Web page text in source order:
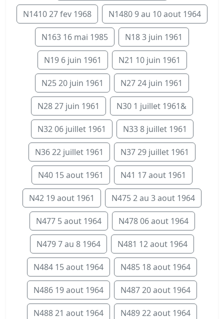
N1410 27 fev 1968 N1480 9 au 10 aout 1964
N163 16 mai 1985 N18 3 juin 1961
N19 6 juin 1961 N21 10 juin 1961
N25 20 juin 1961 N27 24 juin 1961
N28 27 juin 1961 N30 1 juillet 1961&
N32 06 juillet 1961 N33 8 juillet 1961
N36 22 juillet 1961 N37 29 juillet 1961
N40 15 aout 1961 N41 17 aout 1961
N42 19 aout 1961 N475 2 au 3 aout 1964
N477 5 aout 1964 N478 06 aout 1964
N479 7 au 8 1964 N481 12 aout 1964
N484 15 aout 1964 N485 18 aout 1964
N486 19 aout 1964 N487 20 aout 1964
N488 21 aout 1964 N489 22 aout 1964